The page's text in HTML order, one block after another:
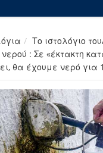
Το ιστολόγιο
: Σε «έκτακτη
θα έχουμε νερό για